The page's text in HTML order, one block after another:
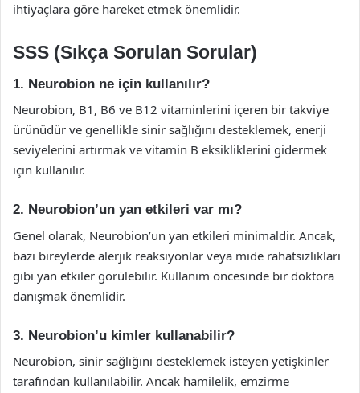
ihtiyaçlara göre hareket etmek önemlidir.
SSS (Sıkça Sorulan Sorular)
1. Neurobion ne için kullanılır?
Neurobion, B1, B6 ve B12 vitaminlerini içeren bir takviye
ürünüdür ve genellikle sinir sağlığını desteklemek, enerji
seviyelerini artırmak ve vitamin B eksikliklerini gidermek
için kullanılır.
2. Neurobion’un yan etkileri var mı?
Genel olarak, Neurobion’un yan etkileri minimaldir. Ancak,
bazı bireylerde alerjik reaksiyonlar veya mide rahatsızlıkları
gibi yan etkiler görülebilir. Kullanım öncesinde bir doktora
danışmak önemlidir.
3. Neurobion’u kimler kullanabilir?
Neurobion, sinir sağlığını desteklemek isteyen yetişkinler
tarafından kullanılabilir. Ancak hamilelik, emzirme